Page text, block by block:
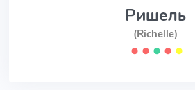
Ришель
(Richelle)
⬤ ⬤ ⬤ ⬤ ⬤